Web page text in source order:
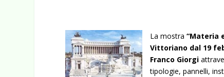
La mostra“Materia
Vittoriano dal 19
Franco Giorgi
tipologie,pannelli,